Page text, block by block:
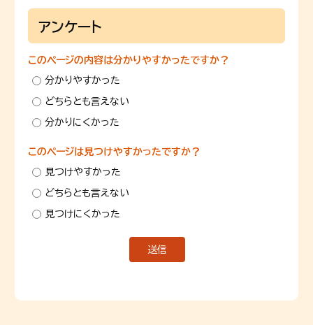
アンケート
このページの内容は分かりやすかったですか？
分かりやすかった
どちらとも言えない
分かりにくかった
このページは見つけやすかったですか？
見つけやすかった
どちらとも言えない
見つけにくかった